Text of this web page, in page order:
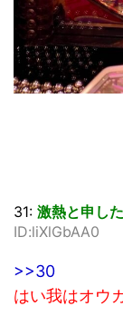
31: 激熱と申し
ID:liXlGbAA0
>>30
はい我はオウ